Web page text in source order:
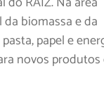
biomassa e da
papel e
novos produtos